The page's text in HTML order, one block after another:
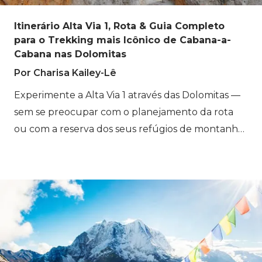
percurso e como reservar um pacote
completo que cuida da logística para você.
A Madeira é uma ilha portuguesa situada no
Oceano Atlântico, cerca de 1.000 km a
sudoeste de Lisboa e 520 km a oeste da
costa africana. A ilha é essencialmente um
enorme vulcão que se eleva abruptamente
do fundo do oceano. Seu interior
de loureiro, e uma densa rede de trilhas
conecta os picos, planaltos e litoral. O
resultado é um dos melhores destinos de
caminhada do planeta.
Itinerário Alta Via 1, Rota & Guia Completo
para o Trekking mais Icônico de Cabana-a-
Cabana nas Dolomitas
Por Charisa Kailey-Lê
Experimente a Alta Via 1 através das Dolomitas —
sem se preocupar com o planejamento da rota
ou com a reserva dos seus refúgios de montanha.
esmeraldas do Lago di Braies aos vales tranquilos
do sul, esta rota de 116 km de refúgio em refúgio
no nordeste da Itália é amplamente considerada a
melhor caminhada de longa distância nos Alpes.
Todos os anos, a Bookatrekking ajuda centenas